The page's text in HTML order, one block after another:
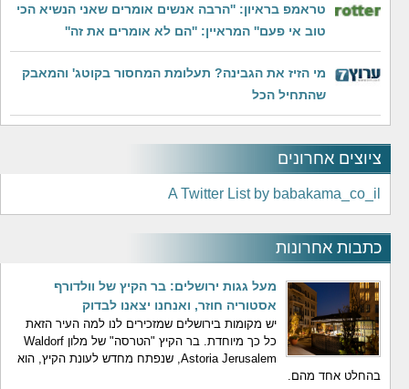
טראמפ בראיון: ''הרבה אנשים אומרים שאני הנשיא הכי
טוב אי פעם'' המראיין: ''הם לא אומרים את זה''
מי הזיז את הגבינה? תעלומת המחסור בקוטג' והמאבק
שהתחיל הכל
ציוצים אחרונים
A Twitter List by babakama_co_il
כתבות אחרונות
מעל גגות ירושלים: בר הקיץ של וולדורף
אסטוריה חוזר, ואנחנו יצאנו לבדוק
יש מקומות בירושלים שמזכירים לנו למה העיר הזאת
כל כך מיוחדת. בר הקיץ "הטרסה" של מלון Waldorf
Astoria Jerusalem, שנפתח מחדש לעונת הקיץ, הוא
בהחלט אחד מהם.